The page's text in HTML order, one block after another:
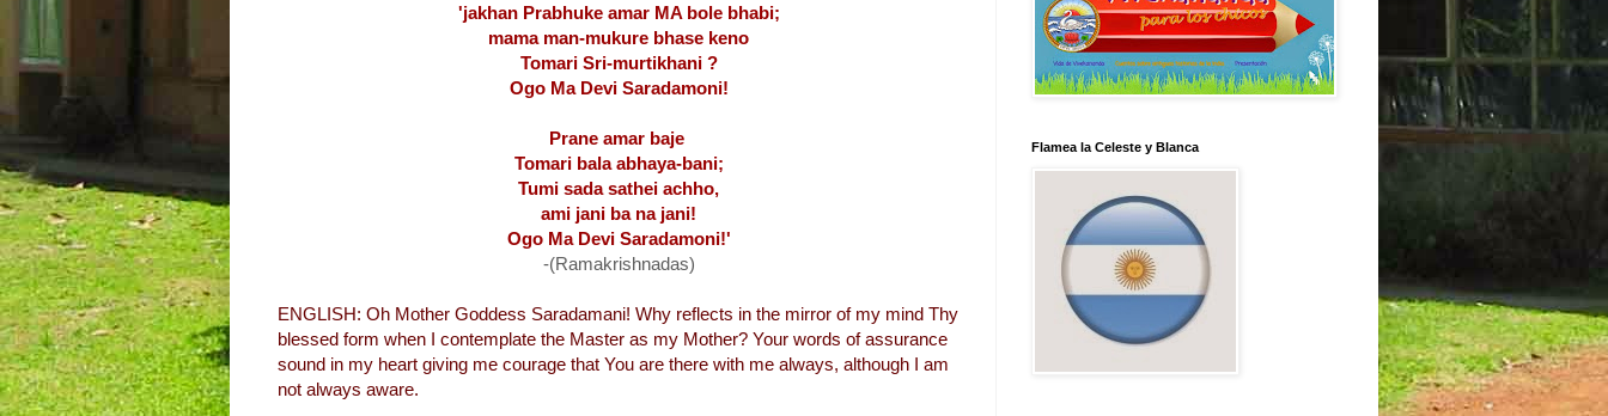
'jakhan Prabhuke amar MA bole bhabi;
mama man-mukure bhase keno
Tomari Sri-murtikhani ?
Ogo Ma Devi Saradamoni!
Prane amar baje
Tomari bala abhaya-bani;
Tumi sada sathei achho,
ami jani ba na jani!
Ogo Ma Devi Saradamoni!'
-(Ramakrishnadas)
ENGLISH: Oh Mother Goddess Saradamani! Why reflects in the mirror of my mind Thy
blessed form when I contemplate the Master as my Mother? Your words of assurance
sound in my heart giving me courage that You are there with me always, although I am
not always aware.
Flamea la Celeste y Blanca